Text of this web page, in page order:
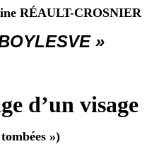
RÉAULT-CROSNIER
»
d’un visage
»)